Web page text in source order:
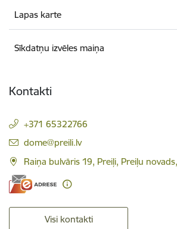
Lapas karte
Sīkdatņu izvēles maiņa
Kontakti
+371 65322766
E-pasts:
dome@preili.lv
Raiņa bulvāris 19, Preiļi, Preiļu
Visi kontakti